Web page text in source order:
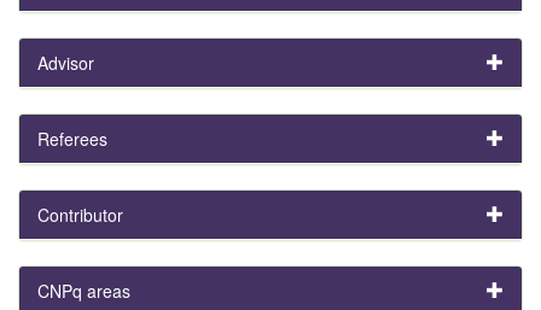
Advisor
Referees
Contributor
CNPq areas